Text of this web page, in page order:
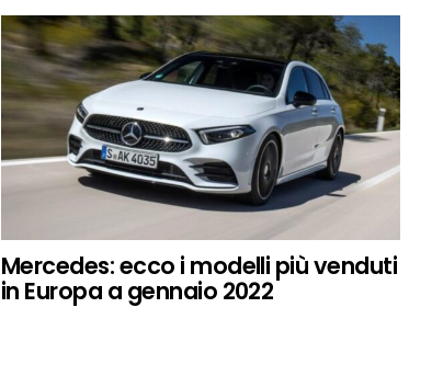
Mercedes: ecco i modelli più venduti
in Europa a gennaio 2022